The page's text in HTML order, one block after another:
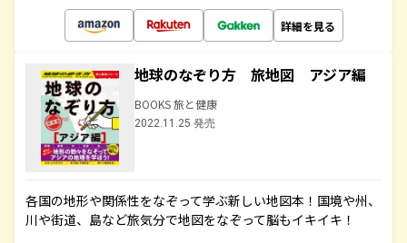
詳細を見る
地球のなぞり方 旅地図 アジア編
BOOKS 旅と健康
2022.11.25 発売
各国の地形や関係性をなぞって学ぶ新しい地図本！国境や州、
川や街道、島など旅気分で地図をなぞって脳もイキイキ！